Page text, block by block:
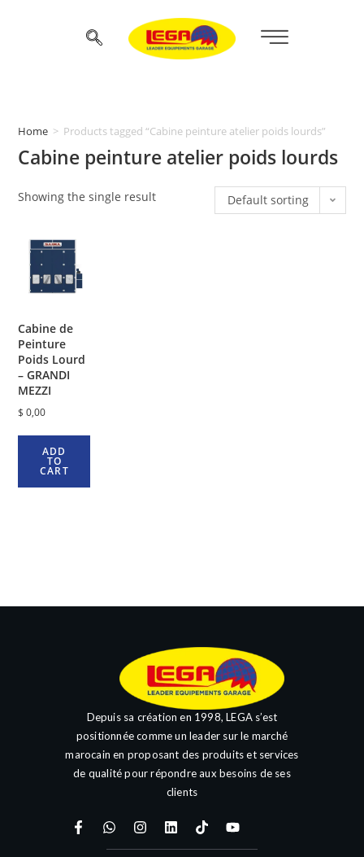
Home > Products tagged “Cabine peinture atelier poids lourds”
Cabine peinture atelier poids lourds
Showing the single result Default sorting
Cabine de
Peinture
Poids Lourd
– GRANDI
MEZZI
$ 0,00
ADD
TO
CART
Depuis sa création en 1998, LEGA s’est
positionnée comme un leader sur le marché
marocain en proposant des produits et services
de qualité pour répondre aux besoins de ses
clients